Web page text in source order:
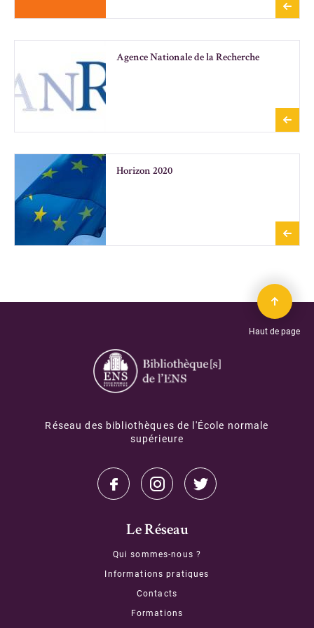
Identité numérique
Identifiants numériques chercheurs
IdHAL et CV HAL
Réseaux sociaux académiques
Méta-moteurs de recherche
Plug-ins
Outils
Fiches
Documentation
Contact / Assistance
Agence Nationale de la Recherche
Horizon 2020
Haut de page
Réseau des bibliothèques de l'École normale
supérieure
Le Réseau
Qui sommes-nous ?
Informations pratiques
Contacts
Formations